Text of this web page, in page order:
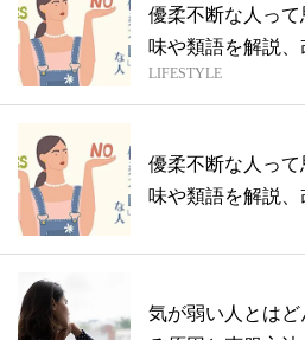
優柔不断な人っ
味や類語を解説
LIFESTYLE
優柔不断な人っ
味や類語を解説
気が弱い人とは